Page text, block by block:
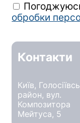
обробки
Контакти
Київ,
район, вул.
Композитора
Мейтуса, 5